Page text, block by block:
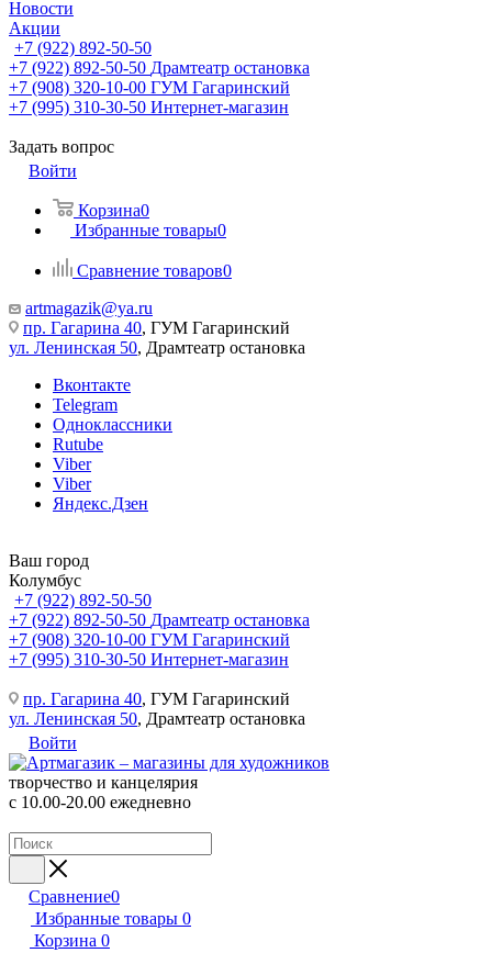
Новости
Акции
+7 (922) 892-50-50
+7 (922) 892-50-50 Драмтеатр остановка
+7 (908) 320-10-00 ГУМ Гагаринский
+7 (995) 310-30-50 Интернет-магазин
Задать вопрос
Войти
Корзина0
Избранные товары0
Сравнение товаров0
artmagazik@ya.ru
пр. Гагарина 40, ГУМ Гагаринский
ул. Ленинская 50, Драмтеатр остановка
Вконтакте
Telegram
Одноклассники
Rutube
Viber
Viber
Яндекс.Дзен
Ваш город
Колумбус
+7 (922) 892-50-50
+7 (922) 892-50-50 Драмтеатр остановка
+7 (908) 320-10-00 ГУМ Гагаринский
+7 (995) 310-30-50 Интернет-магазин
пр. Гагарина 40, ГУМ Гагаринский
ул. Ленинская 50, Драмтеатр остановка
Войти
творчество и канцелярия
с 10.00-20.00 ежедневно
Сравнение0
Избранные товары 0
Корзина 0